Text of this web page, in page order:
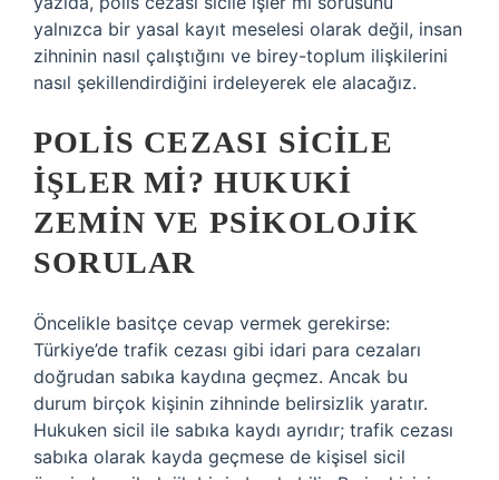
yalnızca bir yasal kayıt meselesi olarak değil, insan
zihninin nasıl çalıştığını ve birey-toplum ilişkilerini
nasıl şekillendirdiğini irdeleyerek ele alacağız.
POLIS CEZASI SICILE
İŞLER MI? HUKUKI
ZEMIN VE PSIKOLOJIK
SORULAR
Öncelikle basitçe cevap vermek gerekirse:
Türkiye’de trafik cezası gibi idari para cezaları
doğrudan sabıka kaydına geçmez. Ancak bu
durum birçok kişinin zihninde belirsizlik yaratır.
Hukuken sicil ile sabıka kaydı ayrıdır; trafik cezası
sabıka olarak kayda geçmese de kişisel sicil